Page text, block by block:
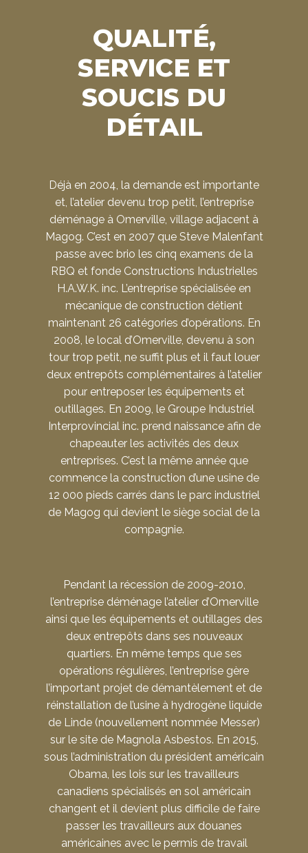
QUALITÉ,
SERVICE ET
SOUCIS DU
DÉTAIL
Déjà en 2004, la demande est importante
et, l’atelier devenu trop petit, l’entreprise
déménage à Omerville, village adjacent à
Magog. C’est en 2007 que Steve Malenfant
passe avec brio les cinq examens de la
RBQ et fonde Constructions Industrielles
H.A.W.K. inc. L’entreprise spécialisée en
mécanique de construction détient
maintenant 26 catégories d’opérations. En
2008, le local d’Omerville, devenu à son
tour trop petit, ne suffit plus et il faut louer
deux entrepôts complémentaires à l’atelier
pour entreposer les équipements et
outillages. En 2009, le Groupe Industriel
Interprovincial inc. prend naissance afin de
chapeauter les activités des deux
entreprises. C’est la même année que
commence la construction d’une usine de
12 000 pieds carrés dans le parc industriel
de Magog qui devient le siège social de la
compagnie.
Pendant la récession de 2009-2010,
l’entreprise déménage l’atelier d’Omerville
ainsi que les équipements et outillages des
deux entrepôts dans ses nouveaux
quartiers. En même temps que ses
opérations régulières, l’entreprise gère
l’important projet de démantèlement et de
réinstallation de l’usine à hydrogène liquide
de Linde (nouvellement nommée Messer)
sur le site de Magnola Asbestos. En 2015,
sous l’administration du président américain
Obama, les lois sur les travailleurs
canadiens spécialisés en sol américain
changent et il devient plus difficile de faire
passer les travailleurs aux douanes
américaines avec le permis de travail